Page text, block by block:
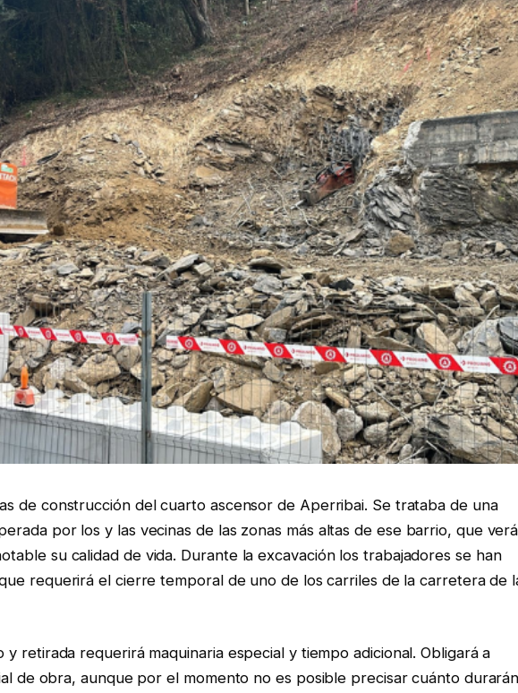
de construcción del cuarto ascensor de Aperribai. Se trataba de una
por los y las vecinas de las zonas más altas de ese barrio, que
su calidad de vida. Durante la excavación los trabajadores se han
requerirá el cierre temporal de uno de los carriles de la carretera de
y retirada requerirá maquinaria especial y tiempo adicional. Obligará a
de obra, aunque por el momento no es posible precisar cuánto durarán